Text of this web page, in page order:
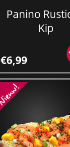
Panino
Kip
€6,99